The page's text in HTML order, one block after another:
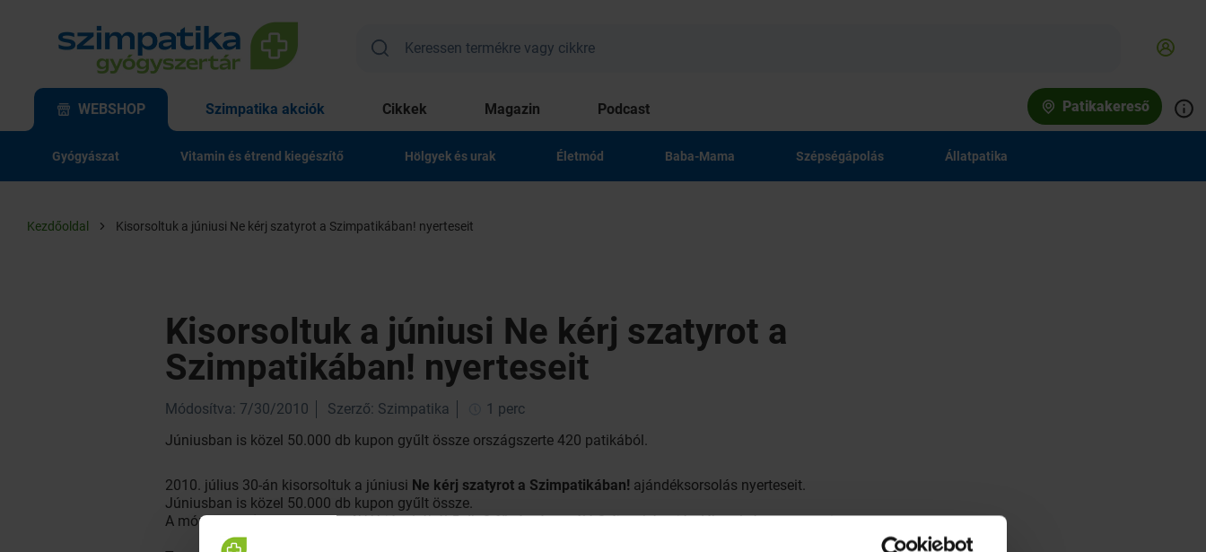
WEBSHOP Szimpatika akciók Cikkek Magazin Podcast Patikakereső
Gyógyászat Vitamin és étrend kiegészítő Hölgyek és urak Életmód Baba-Mama Szépségápolás Állatpatika
Kezdőoldal Kisorsoltuk a júniusi Ne kérj szatyrot a Szimpatikában! nyerteseit
Kisorsoltuk a júniusi Ne kérj szatyrot a
Szimpatikában! nyerteseit
Módosítva: 7/30/2010 Szerző: Szimpatika
1 perc
Júniusban is közel 50.000 db kupon gyűlt össze országszerte 420 patikából.
2010. július 30-án kisorsoltuk a júniusi Ne kérj szatyrot a Szimpatikában! ajándéksorsolás nyerteseit.
Júniusban is közel 50.000 db kupon gyűlt össze.
A móriHétkúti Wellness Hotel****jóvoltából 5 db 2 fő részére szóló 2 éjszakás ajándékutalvány nyertesei: